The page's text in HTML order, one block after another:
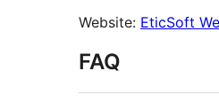
Website: EticSoft
FAQ